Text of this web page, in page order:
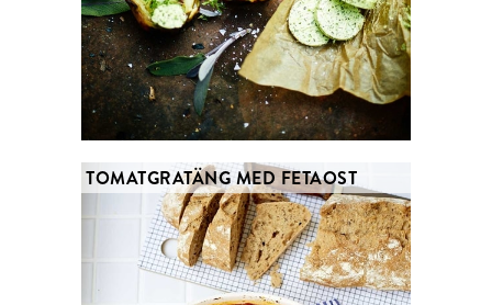
TOMATGRATÄNG MED FETAOST